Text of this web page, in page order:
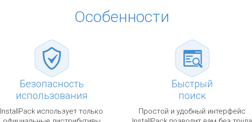
Особенности
Безопасность
использования
InstallPack использует только
Быстрый
поиск
Простой и удобный интерфейс